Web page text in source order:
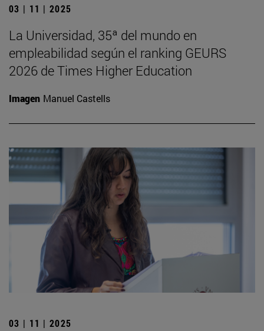
03 | 11 | 2025
La Universidad, 35ª del mundo en
empleabilidad según el ranking GEURS
2026 de Times Higher Education
Imagen Manuel Castells
03 | 11 | 2025